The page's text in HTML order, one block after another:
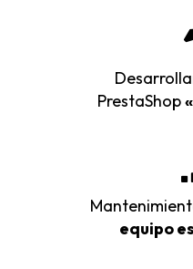
PrestaShop
equipo